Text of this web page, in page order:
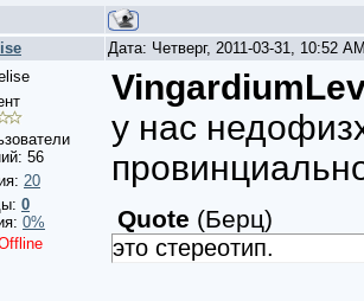
Дата: Четверг, 2011-03-31, 10:52
56
20
0
0%
у нас
Quote (Берц)
это стереотип.